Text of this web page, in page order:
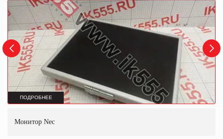
ПОДРОБНЕЕ
Монитор Nec